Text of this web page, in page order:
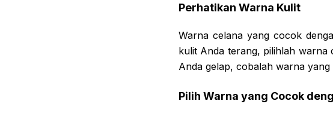
Perhatikan Warna Kulit
Warna celana yang cocok
kulit Anda terang, pilihlah warna
Anda gelap, cobalah warna
Pilih Warna yang Cocok